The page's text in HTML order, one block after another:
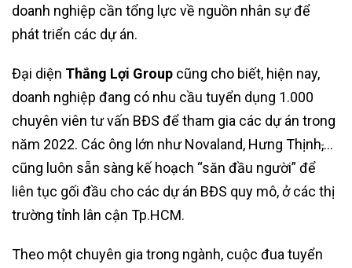
doanh nghiệp cần tổng lực về nguồn nhân sự để
phát triển các dự án.
Đại diện Thắng Lợi Group cũng cho biết, hiện nay,
doanh nghiệp đang có nhu cầu tuyển dụng 1.000
chuyên viên tư vấn BĐS để tham gia các dự án trong
năm 2022. Các ông lớn như Novaland, Hưng Thịnh,…
cũng luôn sẵn sàng kế hoạch “săn đầu người” để
liên tục gối đầu cho các dự án BĐS quy mô, ở các thị
trường tỉnh lân cận Tp.HCM.
Theo một chuyên gia trong ngành, cuộc đua tuyển